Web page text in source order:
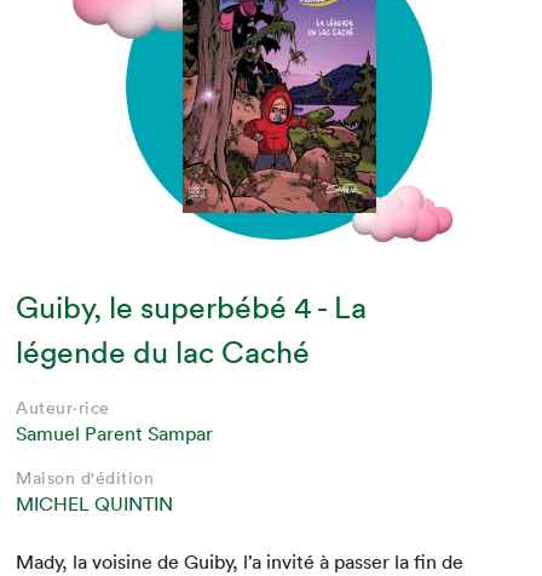
Guiby, le superbébé 4 - La
légende du lac Caché
Auteur·rice
Samuel Parent Sampar
Maison d'édition
MICHEL QUINTIN
Mady, la voi­sine de Gui­by, l’a invité à pass­er la fin de